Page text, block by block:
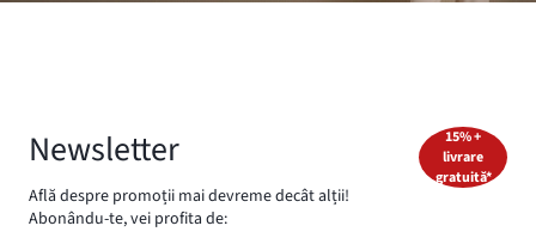
Newsletter
Află despre promoții mai devreme decât alții!
Abonându-te, vei profita de:
15% +
livrare
gratuită*